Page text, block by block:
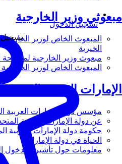
مبعوثي وزير الخارجية
المبعوث الخاص لوزير
الخيرية
مبعوث وزير الخارجية
المبعوث الخاص لوزير
الإمارات العربية المتحدة
مؤسس دولة الإمارات العربية
عن دولة الإمارات العربية
حكومة دولة الإمارات العربية
الحياة في دولة الإمارات
معلومات حول تأشيرة الدخول
تسجيل الدخول
تسجيل